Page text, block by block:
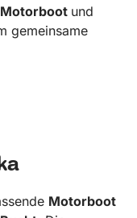
und
gemeinsame
Motorboot